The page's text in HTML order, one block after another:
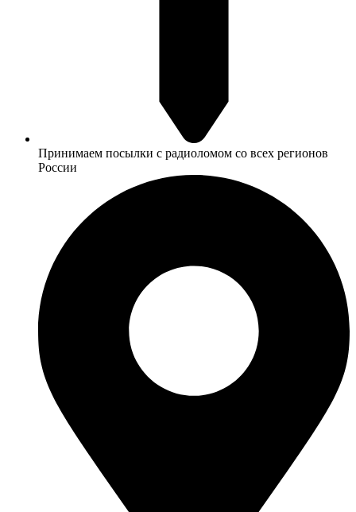
Принимаем посылки с радиоломом со всех регионов
России